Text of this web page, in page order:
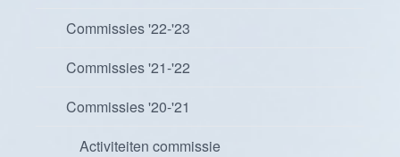
Commissies '22-'23
Commissies '21-'22
Commissies '20-'21
Activiteiten commissie